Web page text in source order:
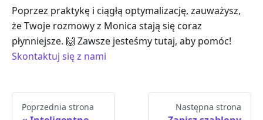
Poprzez praktykę i ciągłą optymalizację, zauważysz,
że Twoje rozmowy z Monica stają się coraz
płynniejsze. 🙌 Zawsze jesteśmy tutaj, aby pomóc!
Skontaktuj się z nami
Poprzednia strona Następna strona